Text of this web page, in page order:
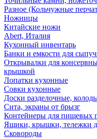
Разное (Кольчужные
Ножницы
Китайские ножи
Abert, Италия
Кухонный инвентарь
Банки и емкости для
Открывалки для
крышкой
Лопатки кухонные
Совки кухонные
Доски разделочные,
Сита, экраны от брызг
Контейнеры для пищевых
Ящики, крышки, тележки
Сковороды